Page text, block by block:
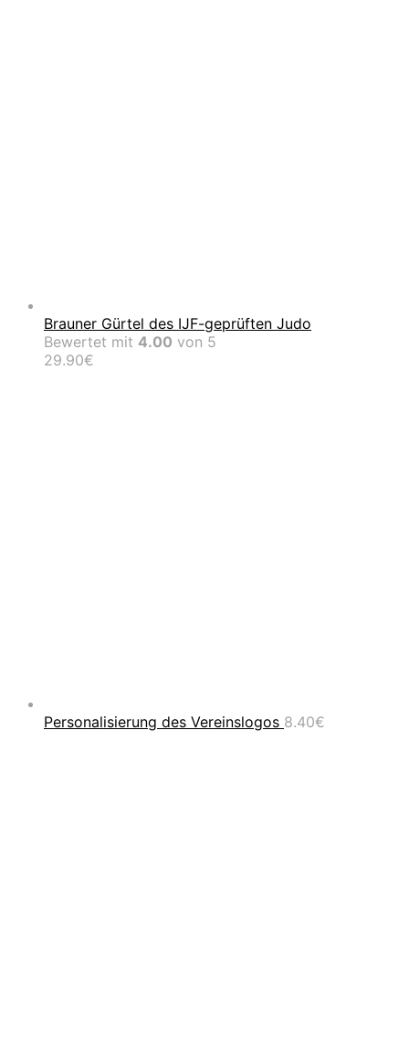
Brauner Gürtel des IJF-geprüften Judo
Bewertet mit 4.00 von 5
29.90€
Personalisierung des Vereinslogos 8.40€